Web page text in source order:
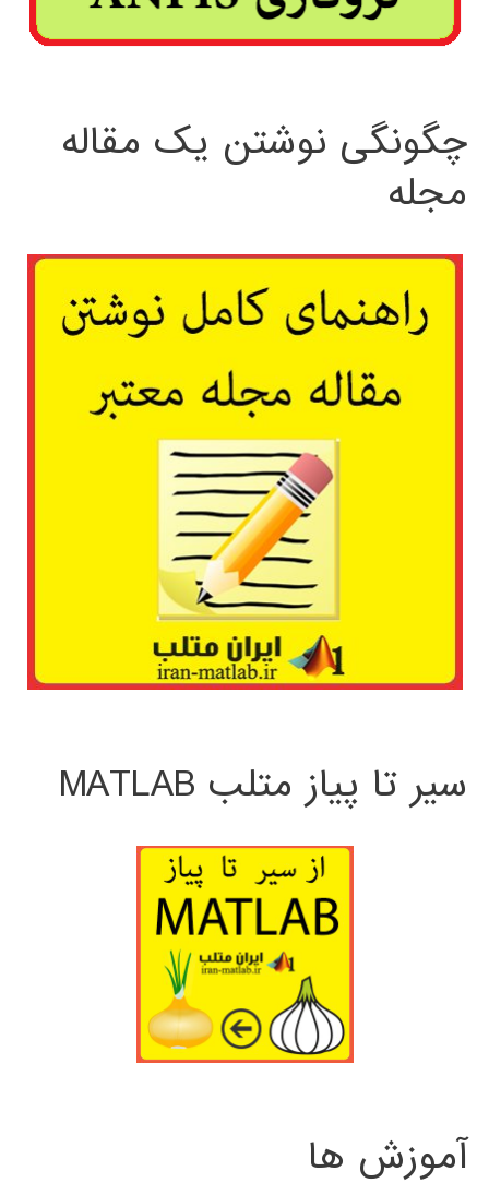
چگونگی نوشتن یک مقاله
مجله
سیر تا پیاز متلب MATLAB
آموزش ها